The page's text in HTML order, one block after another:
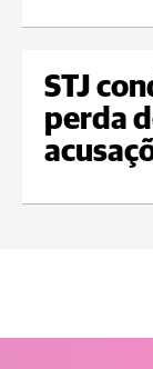
STJ
perda